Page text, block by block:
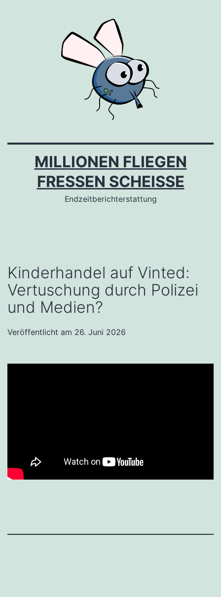
MILLIONEN FLIEGEN
FRESSEN SCHEISSE
Endzeitberichterstattung
Kinderhandel auf Vinted:
Vertuschung durch Polizei
und Medien?
Veröffentlicht am 26. Juni 2026